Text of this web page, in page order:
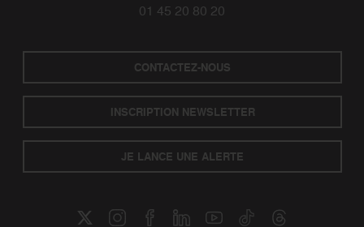
01 45 20 80 20
CONTACTEZ-NOUS
INSCRIPTION NEWSLETTER
JE LANCE UNE ALERTE